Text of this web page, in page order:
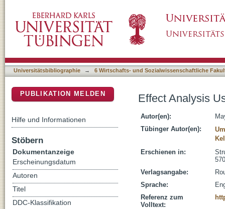
Universitätsbibliographie → 6 Wirtschafts- und Sozialwissenschaftliche
Effect Analysis
Autor(en):
Tübinger Autor(en):
Erschienen in:
570
Verlagsangabe:
Sprache:
Referenz zum
Volltext:
PUBLIKATION MELDEN
Hilfe und Informationen
Stöbern
Dokumentanzeige
Erscheinungsdatum
Autoren
Titel
DDC-Klassifikation